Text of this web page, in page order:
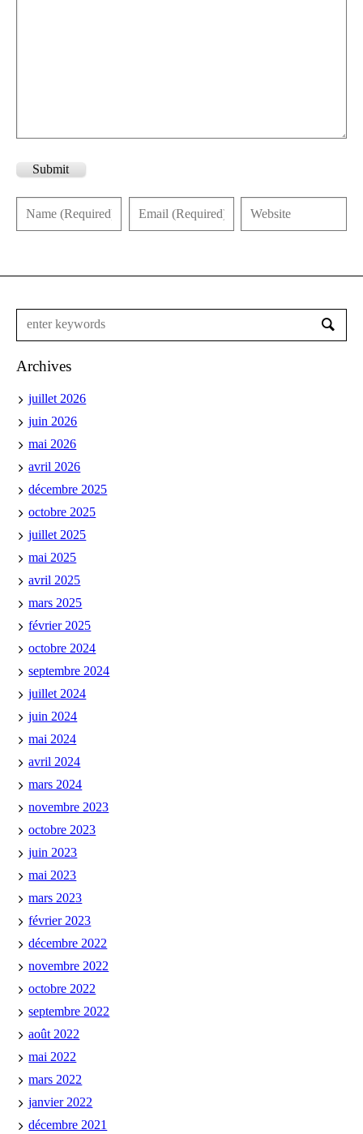
Submit
Archives
juillet 2026
juin 2026
mai 2026
avril 2026
décembre 2025
octobre 2025
juillet 2025
mai 2025
avril 2025
mars 2025
février 2025
octobre 2024
septembre 2024
juillet 2024
juin 2024
mai 2024
avril 2024
mars 2024
novembre 2023
octobre 2023
juin 2023
mai 2023
mars 2023
février 2023
décembre 2022
novembre 2022
octobre 2022
septembre 2022
août 2022
mai 2022
mars 2022
janvier 2022
décembre 2021